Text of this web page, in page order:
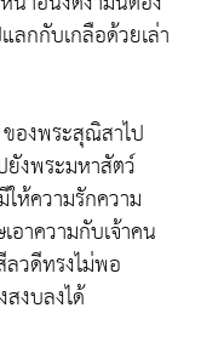
ลกกับเกลือด้วยเล่า
องพระสุณิสาไป
ยังพระมหาสัตว์
ห้ความรักความ
อาความกับเจ้าคน
วดีทรงไม่พอ
งบลงได้